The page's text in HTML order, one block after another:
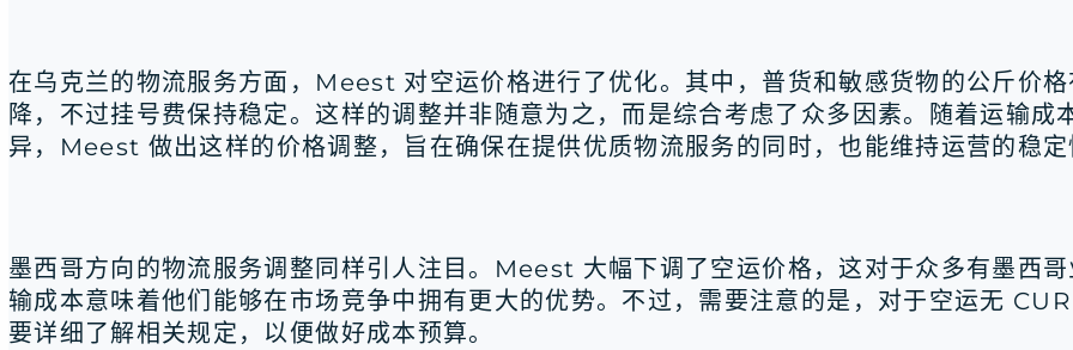
在乌克兰的物流服务方面，Meest 对空运价格进行了优化。其中，普货和敏感货物的公斤价
降，不过挂号费保持稳定。这样的调整并非随意为之，而是综合考虑了众多因素。随着运输
异，Meest 做出这样的价格调整，旨在确保在提供优质物流服务的同时，也能维持运营的稳
墨西哥方向的物流服务调整同样引人注目。Meest 大幅下调了空运价格，这对于众多有墨西
输成本意味着他们能够在市场竞争中拥有更大的优势。不过，需要注意的是，对于空运无
要详细了解相关规定，以便做好成本预算。